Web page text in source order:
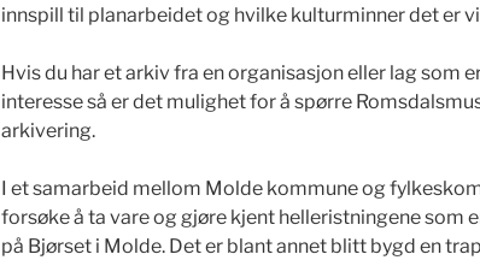
innspill til planarbeidet og hvilke kulturminner det er
Hvis du har et arkiv fra en organisasjon eller lag som
interesse så er det mulighet for å spørre
arkivering.
I et samarbeid mellom Molde kommune og
forsøke å ta vare og gjøre kjent helleristningene som
på Bjørset i Molde. Det er blant annet blitt bygd en